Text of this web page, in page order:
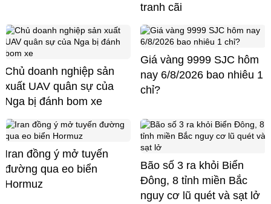
tranh cãi
Chủ doanh nghiệp sản
xuất UAV quân sự của
Nga bị đánh bom xe
Giá vàng 9999 SJC hôm
nay 6/8/2026 bao nhiêu 1
chỉ?
Iran đồng ý mở tuyến
đường qua eo biển
Hormuz
Bão số 3 ra khỏi Biển
Đông, 8 tỉnh miền Bắc
nguy cơ lũ quét và sạt lở